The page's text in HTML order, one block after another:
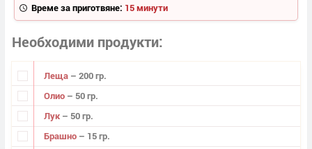
Време за приготвяне: 15 минути
Необходими продукти
Леща – 200 гр.
Олио – 50 гр.
Лук – 50 гр.
Брашно – 15 гр.